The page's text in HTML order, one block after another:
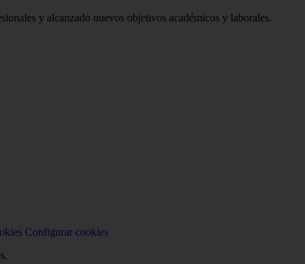
y alcanzado nuevos objetivos académicos y laborales.
Configurar cookies